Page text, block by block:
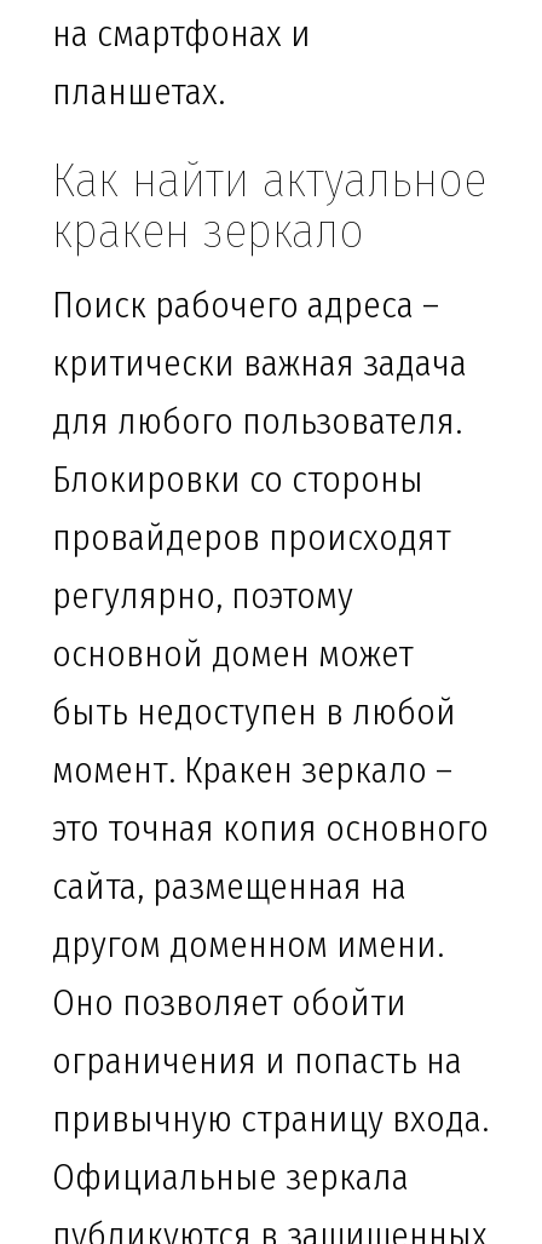
на смартфонах и
планшетах.
Как найти актуальное
кракен зеркало
Поиск рабочего адреса –
критически важная задача
для любого пользователя.
Блокировки со стороны
провайдеров происходят
регулярно, поэтому
основной домен может
быть недоступен в любой
момент. Кракен зеркало –
это точная копия основного
сайта, размещенная на
другом доменном имени.
Оно позволяет обойти
ограничения и попасть на
привычную страницу входа.
Официальные зеркала